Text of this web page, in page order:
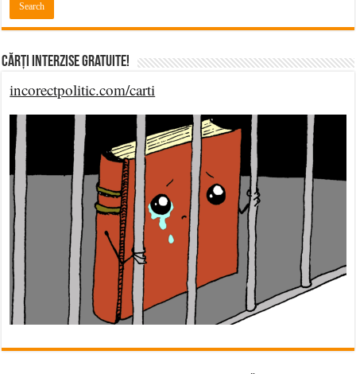
Cărți Interzise Gratuite!
incorectpolitic.com/carti